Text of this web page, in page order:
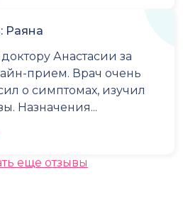
Раяна
Анастасии за
прием. Врач очень
о симптомах, изучил
Назначения...
еще отзывы